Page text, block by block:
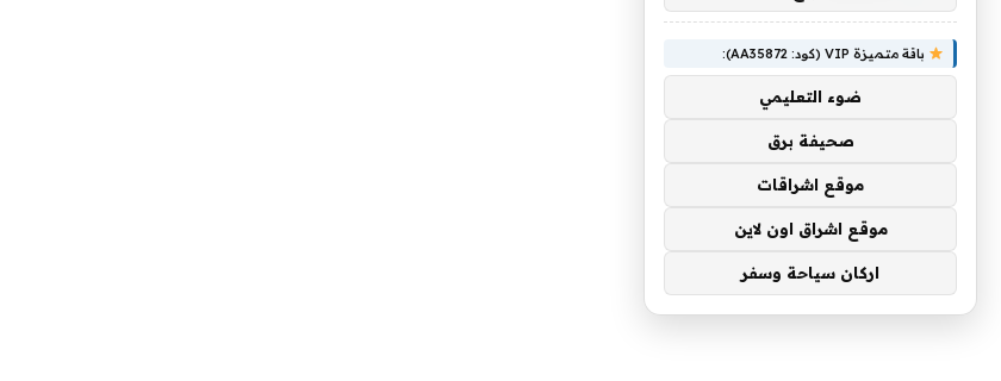
باقة متميزة VIP (كود: AA35872):
ضوء التعليمي
صحيفة برق
موقع اشراقات
موقع اشراق اون لاين
اركان سياحة وسفر